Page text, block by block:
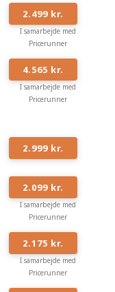
2.499 kr.
I samarbejde med
Pricerunner
4.565 kr.
I samarbejde med
Pricerunner
2.999 kr.
2.099 kr.
I samarbejde med
Pricerunner
2.175 kr.
I samarbejde med
Pricerunner